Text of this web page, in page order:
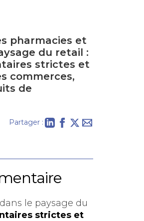
pharmacies et
du retail :
strictes et
commerces,
de
Partager :
le paysage du
strictes et